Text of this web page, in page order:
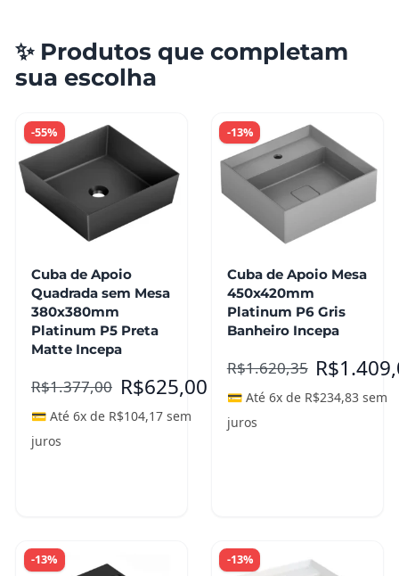
✨ Produtos que completam
sua escolha
-55%
Cuba de Apoio
Quadrada sem Mesa
380x380mm
Platinum P5 Preta
Matte Incepa
R$1.377,00 R$625,00
💳 Até 6x de R$104,17 sem
juros
-13%
Cuba de Apoio Mesa
450x420mm
Platinum P6 Gris
Banheiro Incepa
R$1.620,35 R$
💳 Até 6x de R$234,83 sem
juros
-13% -13%